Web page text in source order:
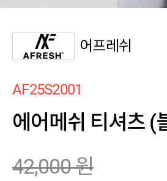
어프레쉬
AF25S2001
에어메쉬 티셔츠 (
42,000원